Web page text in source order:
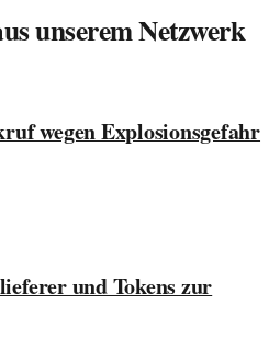
unserem Netzwerk
wegen Explosionsgefahr
und Tokens zur